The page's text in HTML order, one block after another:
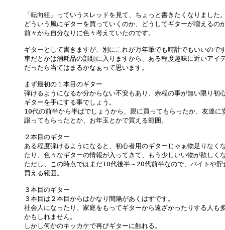
「転向組」っていうスレッドを見て、ちょっと書きたくなりました
どういう風にギターを買っていくのか、どうしてギターが増えるの
前々から自分なりに色々考えていたのです。
ギターとして書きますが、別にこれが万年筆でも時計でもいいので
車だとかは消耗品の部類に入りますから、ある程度趣味に近いアイ
だったら当てはまるかなぁって思います。
まず最初の１本目のギター
弾けるようになるか分からない不安もあり、余程の事が無い限り初
ギターを手にする事でしょう。
10代の前半から半ばでしょうから、親に買ってもらったか、友達に
譲ってもらったとか、お年玉とかで買える範囲。
２本目のギター
ある程度弾けるようになると、初心者用のギターじゃぁ物足りなく
たり、色々なギターの情報が入ってきて、もう少しいい物が欲しく
ただし、この時点ではまだ10代後半～20代前半なので、バイトや貯
買える範囲。
３本目のギター
３本目は２本目からはかなり間隔があくはずです。
社会人になったり、家庭をもってギターから遠ざかったりする人も
かもしれません。
しかし何かのキッカケで再びギターに触れる。